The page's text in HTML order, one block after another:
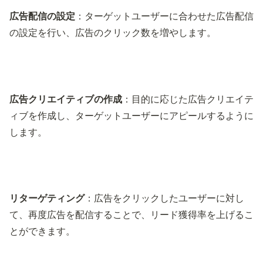
広告配信の設定 ：ターゲットユーザーに合わせた広告配信
の設定を行い、広告のクリック数を増やします。
広告クリエイティブの作成 ：目的に応じた広告クリエイテ
ィブを作成し、ターゲットユーザーにアピールするように
します。
リターゲティング：広告をクリックしたユーザーに対し
て、再度広告を配信することで、リード獲得率を上げるこ
とができます。